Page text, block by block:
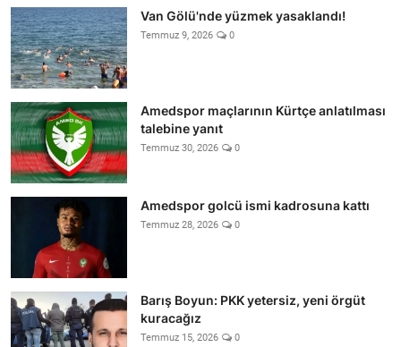
Van Gölü'nde yüzmek yasaklandı!
Temmuz 9, 2026 0
Amedspor maçlarının Kürtçe anlatılması
talebine yanıt
Temmuz 30, 2026 0
Amedspor golcü ismi kadrosuna kattı
Temmuz 28, 2026 0
Barış Boyun: PKK yetersiz, yeni örgüt
kuracağız
Temmuz 15, 2026 0